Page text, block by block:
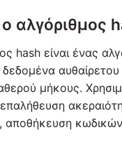
ο αλγόριθμος
hash είναι ένας
δεδομένα
μήκους.
αποθήκευση